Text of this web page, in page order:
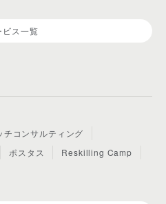
ビス一覧
チコンサルティング
ポスタス
Reskilling Camp